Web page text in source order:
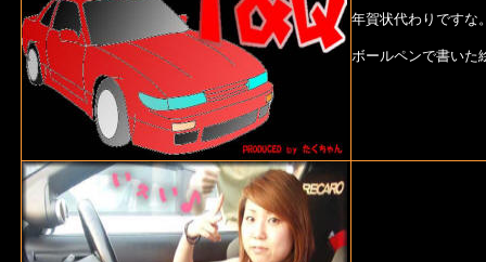
年賀状代わりですな
ボールペンで書いた